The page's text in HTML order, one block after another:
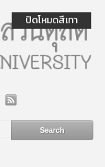
ปิดโหมดสีเทา